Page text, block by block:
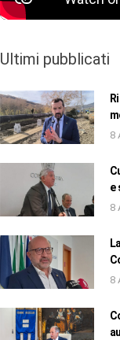
Ultimi pubblicati
8
e
8
8